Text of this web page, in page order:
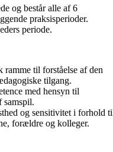
og består alle af 6
praksisperioder.
periode.
til forståelse af den
tilgang.
med hensyn til
samspil.
og sensitivitet i forhold
forældre og kolleger.